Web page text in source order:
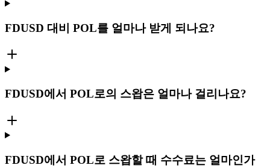
FDUSD 대비 POL를 얼마나 받게 되나요?
FDUSD에서 POL로의 스왑은 얼마나 걸리나요?
FDUSD에서 POL로 스왑할 때 수수료는 얼마인가